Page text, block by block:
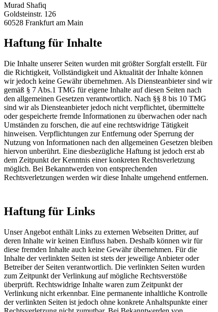
Murad Shafiq
Goldsteinstr. 126
60528 Frankfurt am Main
Haftung für Inhalte
Die Inhalte unserer Seiten wurden mit größter Sorgfalt erstellt. Für
die Richtigkeit, Vollständigkeit und Aktualität der Inhalte können
wir jedoch keine Gewähr übernehmen. Als Diensteanbieter sind wir
gemäß § 7 Abs.1 TMG für eigene Inhalte auf diesen Seiten nach
den allgemeinen Gesetzen verantwortlich. Nach §§ 8 bis 10 TMG
sind wir als Diensteanbieter jedoch nicht verpflichtet, übermittelte
oder gespeicherte fremde Informationen zu überwachen oder nach
Umständen zu forschen, die auf eine rechtswidrige Tätigkeit
hinweisen. Verpflichtungen zur Entfernung oder Sperrung der
Nutzung von Informationen nach den allgemeinen Gesetzen bleiben
hiervon unberührt. Eine diesbezügliche Haftung ist jedoch erst ab
dem Zeitpunkt der Kenntnis einer konkreten Rechtsverletzung
möglich. Bei Bekanntwerden von entsprechenden
Rechtsverletzungen werden wir diese Inhalte umgehend entfernen.
Haftung für Links
Unser Angebot enthält Links zu externen Webseiten Dritter, auf
deren Inhalte wir keinen Einfluss haben. Deshalb können wir für
diese fremden Inhalte auch keine Gewähr übernehmen. Für die
Inhalte der verlinkten Seiten ist stets der jeweilige Anbieter oder
Betreiber der Seiten verantwortlich. Die verlinkten Seiten wurden
zum Zeitpunkt der Verlinkung auf mögliche Rechtsverstöße
überprüft. Rechtswidrige Inhalte waren zum Zeitpunkt der
Verlinkung nicht erkennbar. Eine permanente inhaltliche Kontrolle
der verlinkten Seiten ist jedoch ohne konkrete Anhaltspunkte einer